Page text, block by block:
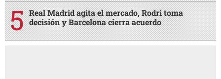
Real Madrid agita el mercado, Rodri toma
decisión y Barcelona cierra acuerdo